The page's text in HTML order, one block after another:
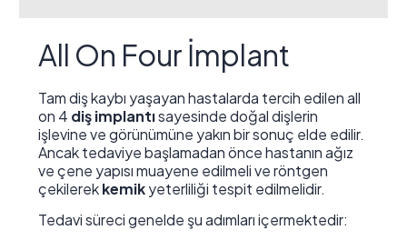
All On Four İmplant
Tam diş kaybı yaşayan hastalarda tercih edilen all
on 4 diş implantısayesinde doğal dişlerin
işlevine ve görünümüne yakın bir sonuç elde edilir.
Ancak tedaviye başlamadan önce hastanın ağız
ve çene yapısı muayene edilmeli ve röntgen
çekilerekkemikyeterliliği tespit edilmelidir.
Tedavi süreci genelde şu adımları içermektedir: